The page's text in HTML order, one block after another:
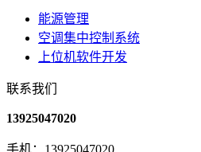
能源管理
空调集中控制系统
上位机软件开发
联系我们
13925047020
手机：13925047020